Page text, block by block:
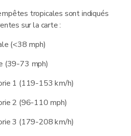
tropicales sont indiqués
sur la carte :
(<38 mph)
(39-73 mph)
1 (119-153 km/h)
2 (96-110 mph)
3 (179-208 km/h)